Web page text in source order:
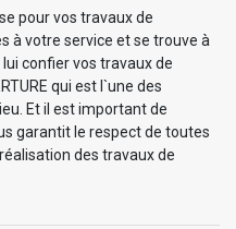
pour vos travaux de
à votre service et se trouve à
confier vos travaux de
qui est l`une des
Et il est important de
garantit le respect de toutes
des travaux de